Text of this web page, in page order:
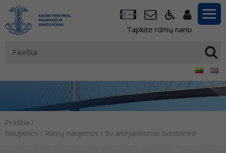
Tapkite rūmų nariu
Pradžia /
Naujienos / Rūmų naujienos / Su artėjančiomis šventėmis!